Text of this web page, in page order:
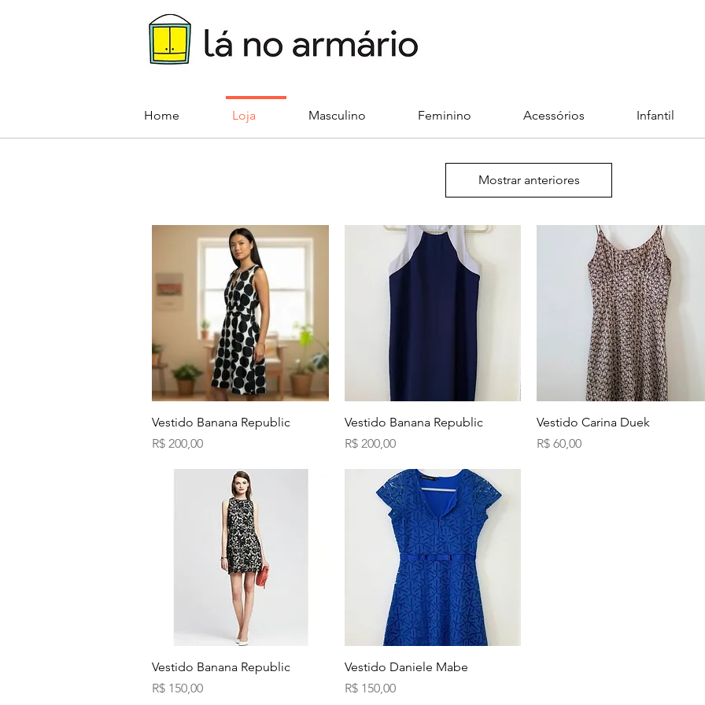
Home Loja Masculino Feminino Acessórios Infantil
Mostrar anteriores
Visualização rápida
Vestido Banana Republic
Preço
R$ 200,00
Visualização rápida
Vestido Banana Republic
Preço
R$ 200,00
Visualização rápida
Vestido Carina Duek
Preço
R$ 60,00
Visualização rápida
Vestido Banana Republic
Preço
R$ 150,00
Visualização rápida
Vestido Daniele Mabe
Preço
R$ 150,00